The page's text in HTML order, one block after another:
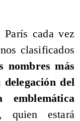
cada vez
clasificados
nombres más
delegación del
, quien estará